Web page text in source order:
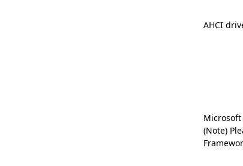
AHCI
Microsoft
(Note)